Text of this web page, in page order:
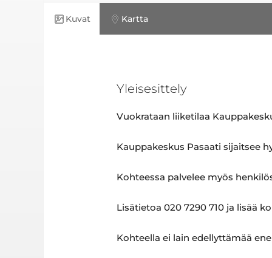
Kuvat Kartta
Yleisesittely
Vuokrataan liiketilaa
Kauppakeskus Pasaati sijaitsee
Kohteessa palvelee myös
Lisätietoa 020 7290 710 ja lisää
Kohteella ei lain edellyttämää